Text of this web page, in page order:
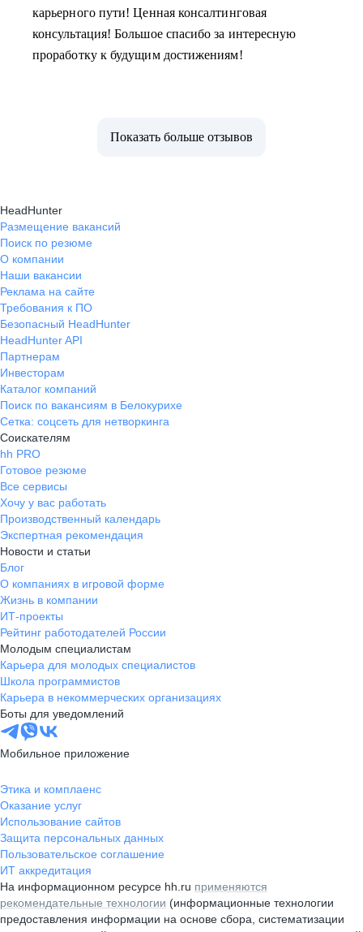
карьерного пути! Ценная консалтинговая
консультация! Большое спасибо за интересную
проработку к будущим достижениям!
Показать больше отзывов
HeadHunter
Размещение вакансий
Поиск по резюме
О компании
Наши вакансии
Реклама на сайте
Требования к ПО
Безопасный HeadHunter
HeadHunter API
Партнерам
Инвесторам
Каталог компаний
Поиск по вакансиям в Белокурихе
Сетка: соцсеть для нетворкинга
Соискателям
hh PRO
Готовое резюме
Все сервисы
Хочу у вас работать
Производственный календарь
Экспертная рекомендация
Новости и статьи
Блог
О компаниях в игровой форме
Жизнь в компании
ИТ-проекты
Рейтинг работодателей России
Молодым специалистам
Карьера для молодых специалистов
Школа программистов
Карьера в некоммерческих организациях
Боты для уведомлений
Мобильное приложение
Этика и комплаенс
Оказание услуг
Использование сайтов
Защита персональных данных
Пользовательское соглашение
ИТ аккредитация
На информационном ресурсе hh.ru применяются
рекомендательные технологии (информационные технологии
предоставления информации на основе сбора, систематизации